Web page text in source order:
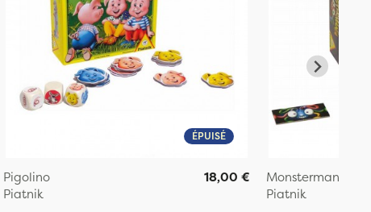
ÉPUISÉ
Pigolino
Piatnik
18,00 €
Monstermania
Piatnik